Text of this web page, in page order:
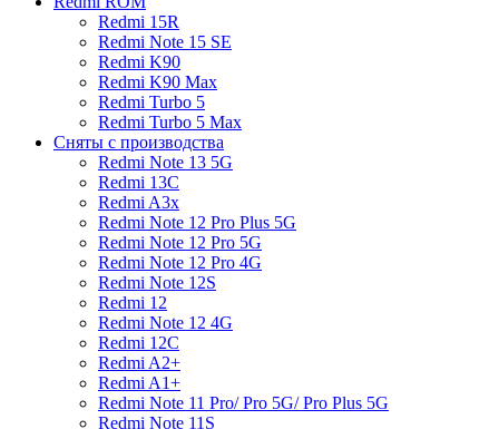
Redmi 15R
Redmi Note 15 SE
Redmi K90
Redmi K90 Max
Redmi Turbo 5
Redmi Turbo 5 Max
Сняты с производства
Redmi Note 13 5G
Redmi 13C
Redmi A3x
Redmi Note 12 Pro Plus 5G
Redmi Note 12 Pro 5G
Redmi Note 12 Pro 4G
Redmi Note 12S
Redmi 12
Redmi Note 12 4G
Redmi 12C
Redmi A2+
Redmi A1+
Redmi Note 11 Pro/ Pro 5G/ Pro Plus 5G
Redmi Note 11S